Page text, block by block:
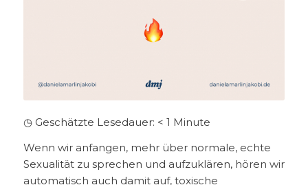
◷ Geschätzte Lesedauer: < 1 Minute
Wenn wir anfangen, mehr über normale, echte
Sexualität zu sprechen und aufzuklären, hören wir
automatisch auch damit auf, toxische